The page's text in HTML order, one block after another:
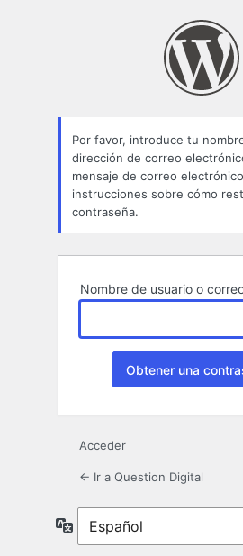
Por favor, introduce tu
dirección de correo
mensaje de correo
instrucciones sobre cómo
contraseña.
Nombre de usuario o
Acceder
← Ir a Question Digital
Idioma